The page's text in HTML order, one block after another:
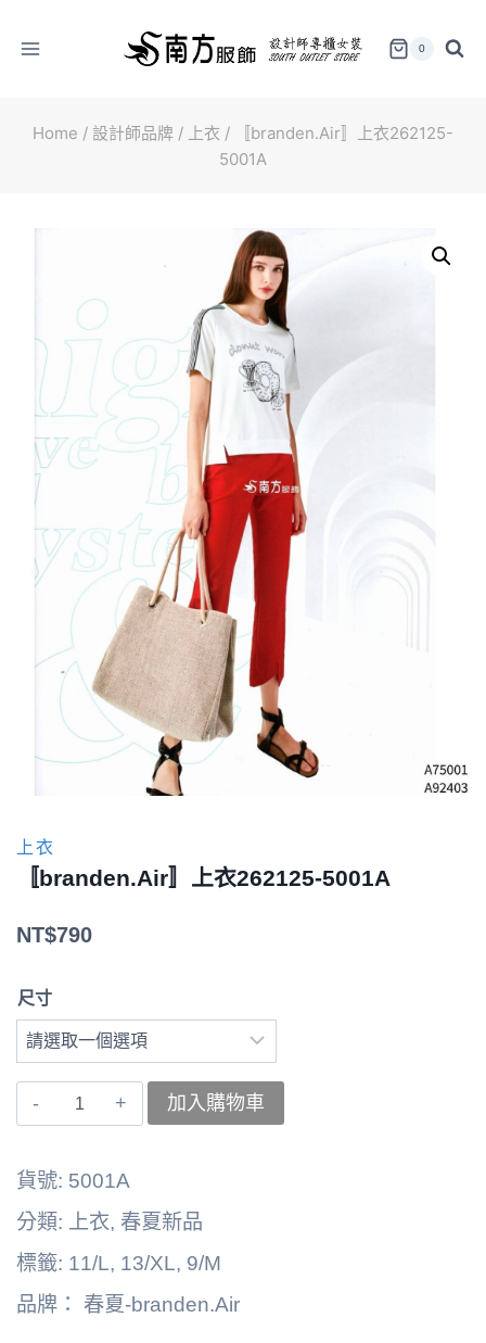
0
Home / 設計師品牌 / 上衣 /
〚branden.Air〛上衣262125-
5001A
上衣
〚branden.Air〛上衣262125-5001A
NT$790
尺寸
〚branden.Air〛
5001A
數
量
加入購物車
貨號: 5001A
分類:
上衣, 春夏新品
標籤: 11/L, 13/XL, 9/M
品牌： 春夏-branden.Air